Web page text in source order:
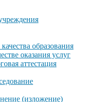
образования
оказания услуг
аттестация
(изложение)